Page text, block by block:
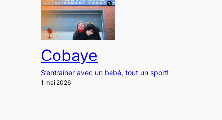
Cobaye
S’entraîner avec un bébé, tout un sport!
1 mai 2026